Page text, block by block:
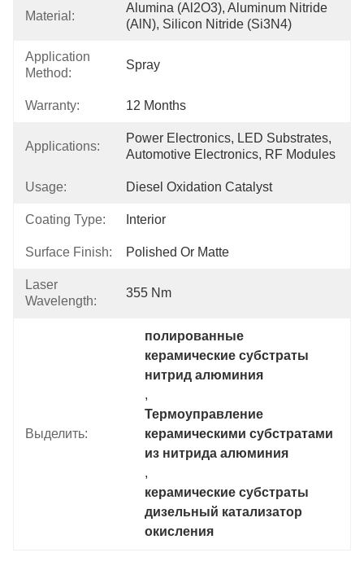
Material:
Alumina (Al2O3), Aluminum Nitride
(AlN), Silicon Nitride (Si3N4)
Application
Method:
Spray
Warranty: 12 Months
Applications:
Power Electronics, LED Substrates,
Automotive Electronics, RF Modules
Usage: Diesel Oxidation Catalyst
Coating Type: Interior
Surface Finish: Polished Or Matte
Laser
Wavelength:
355 Nm
Выделить:
полированные
керамические субстраты
нитрид алюминия
,
Термоуправление
керамическими субстратами
из нитрида алюминия
,
керамические субстраты
дизельный катализатор
окисления